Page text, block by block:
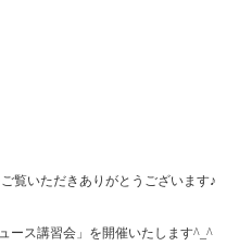
覧いただきありがとうございます♪
ース講習会」を開催いたします^_^